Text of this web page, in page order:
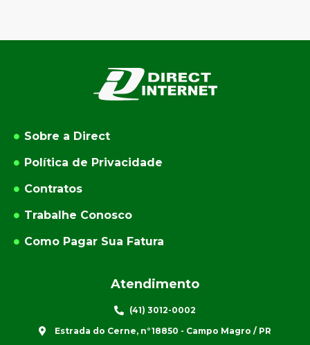
Sobre a Direct
Política de Privacidade
Contratos
Trabalhe Conosco
Como Pagar Sua Fatura
Atendimento
(41) 3012-0002
Estrada do Cerne, n°18850 - Campo Magro / PR